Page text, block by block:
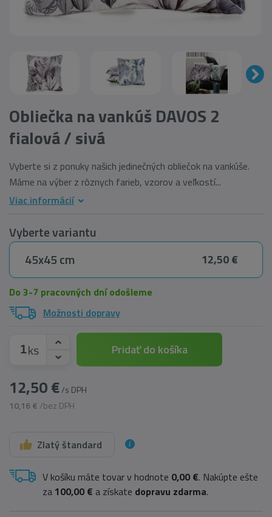
Obliečka na vankúš DAVOS 2
fialová / sivá
Vyberte si z ponuky našich jedinečných obliečok na vankúše.
Máme na výber z rôznych farieb, vzorov a veľkostí...
Viac informácií
Vyberte variantu
45x45 cm
12,50 €
Do 3-7 pracovných dní odošleme
Možnosti dopravy
ks
12,50 €/s DPH
10,16 € /bez DPH
Pridať do košíka
Zlatý štandard
V košíku máte tovar v hodnote 0,00 €. Nakúpte ešte
za 100,00 € a získate dopravu zdarma.